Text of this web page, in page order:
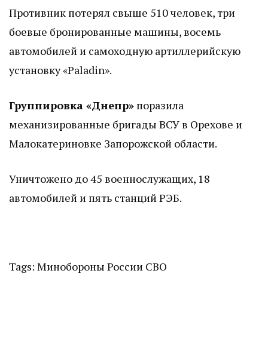
Противник потерял свыше 510 человек, три
боевые бронированные машины, восемь
автомобилей и самоходную артиллерийскую
установку «Paladin».
Группировка «Днепр» поразила
механизированные бригады ВСУ в Орехове и
Малокатериновке Запорожской области.
Уничтожено до 45 военнослужащих, 18
автомобилей и пять станций РЭБ.
Tags: Минобороны России СВО